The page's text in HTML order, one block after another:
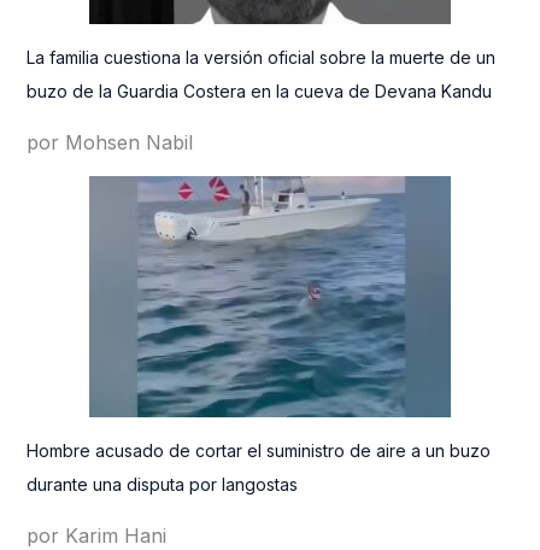
La familia cuestiona la versión oficial sobre la muerte de un
buzo de la Guardia Costera en la cueva de Devana Kandu
por Mohsen Nabil
Hombre acusado de cortar el suministro de aire a un buzo
durante una disputa por langostas
por Karim Hani